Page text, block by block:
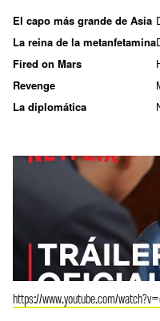
El capo más grande de Asia
La reina de la metanfetamina
Fired on Mars
Revenge
La diplomática
https://www.youtube.com/